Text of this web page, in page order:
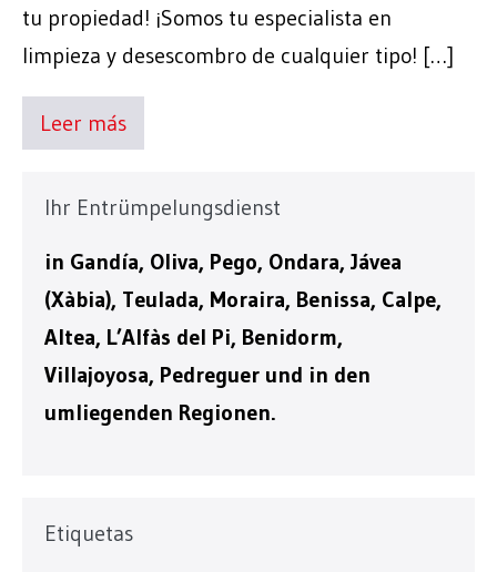
tu propiedad! ¡Somos tu especialista en
limpieza y desescombro de cualquier tipo! […]
Leer más
Ihr Entrümpelungsdienst
in Gandía, Oliva, Pego, Ondara, Jávea
(Xàbia), Teulada, Moraira, Benissa, Calpe,
Altea, L’Alfàs del Pi, Benidorm,
Villajoyosa, Pedreguer und in den
umliegenden Regionen.
Etiquetas